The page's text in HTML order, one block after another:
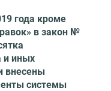
года кроме
в закон №
и иных
внесены
системы